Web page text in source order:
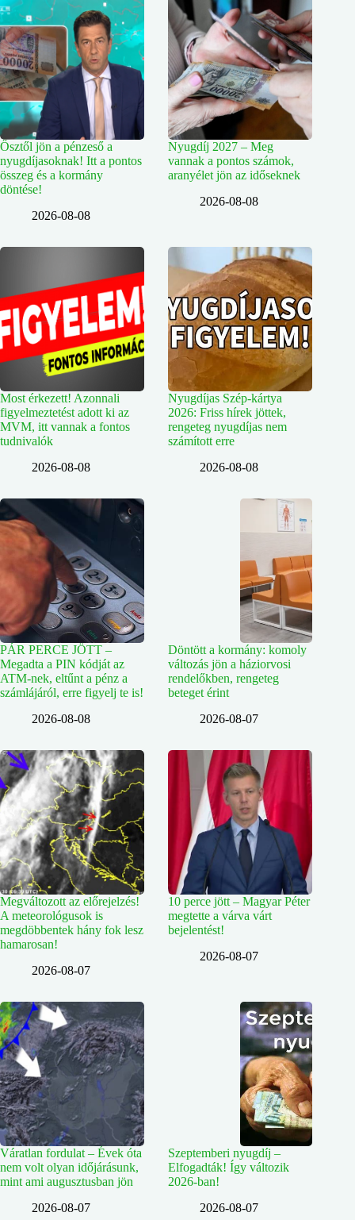
Ősztől jön a pénzeső a
nyugdíjasoknak! Itt a pontos
összeg és a kormány
döntése!
2026-08-08
Nyugdíj 2027 – Meg
vannak a pontos számok,
aranyélet jön az időseknek
2026-08-08
Most érkezett! Azonnali
figyelmeztetést adott ki az
MVM, itt vannak a fontos
tudnivalók
2026-08-08
Nyugdíjas Szép-kártya
2026: Friss hírek jöttek,
rengeteg nyugdíjas nem
számított erre
2026-08-08
PÁR PERCE JÖTT –
Megadta a PIN kódját az
ATM-nek, eltűnt a pénz a
számlájáról, erre figyelj te is!
2026-08-08
Döntött a kormány: komoly
változás jön a háziorvosi
rendelőkben, rengeteg
beteget érint
2026-08-07
Megváltozott az előrejelzés!
A meteorológusok is
megdöbbentek hány fok lesz
hamarosan!
2026-08-07
10 perce jött – Magyar Péter
megtette a várva várt
bejelentést!
2026-08-07
Váratlan fordulat – Évek óta
nem volt olyan időjárásunk,
mint ami augusztusban jön
2026-08-07
Szeptemberi nyugdíj –
Elfogadták! Így változik
2026-ban!
2026-08-07